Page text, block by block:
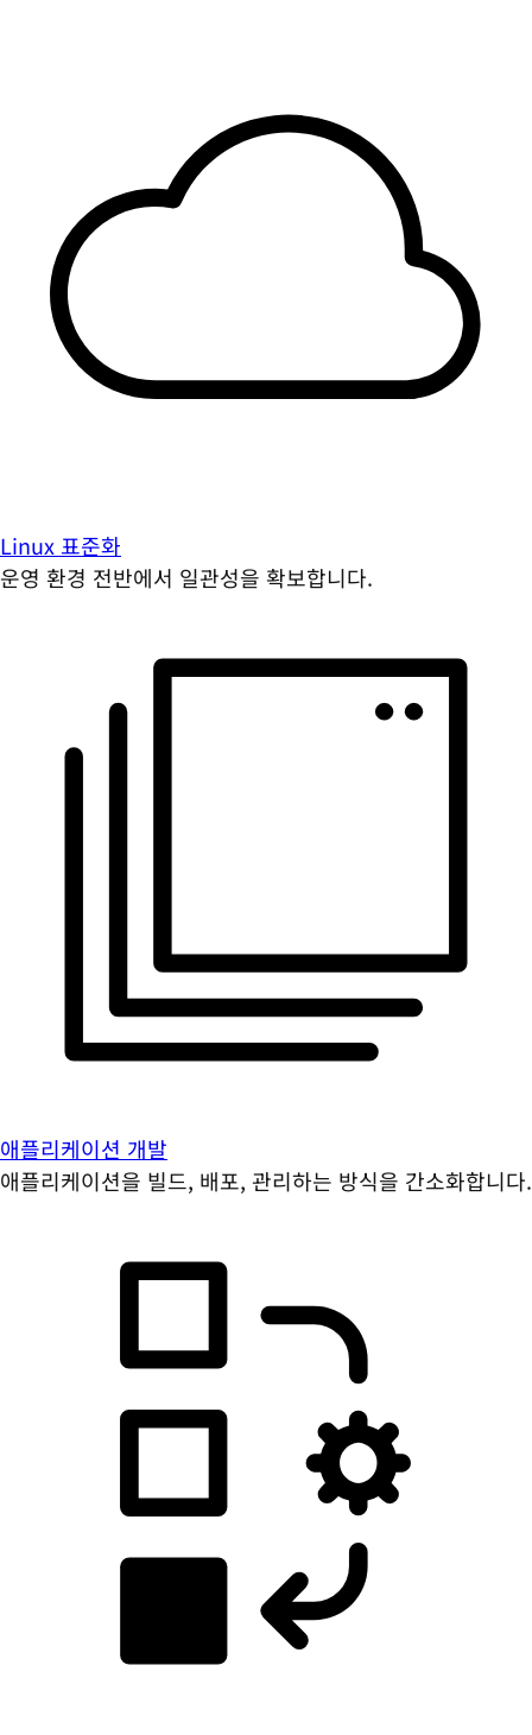
Linux 표준화
운영 환경 전반에서 일관성을 확보합니다.
애플리케이션 개발
애플리케이션을 빌드, 배포, 관리하는 방식을 간소화합니다.